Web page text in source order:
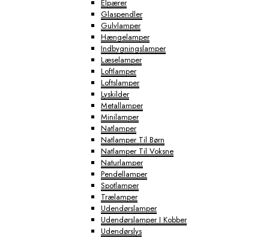
Elpærer
Glaspendler
Gulvlamper
Hængelamper
Indbygningslamper
Læselamper
Loftlamper
Loftslamper
Lyskilder
Metallamper
Minilamper
Natlamper
Natlamper Til Børn
Natlamper Til Voksne
Naturlamper
Pendellamper
Spotlamper
Trælamper
Udendørslamper
Udendørslamper I Kobber
Udendørslys